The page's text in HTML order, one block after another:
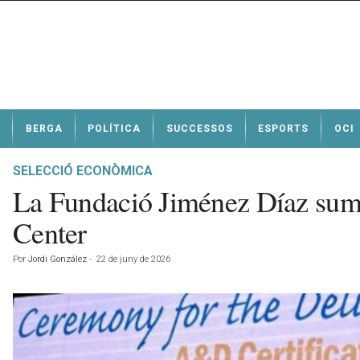
t
BERGA POLÍTICA SUCCESSOS ESPORTS OCI
SELECCIÓ ECONÒMICA
La Fundació Jiménez Díaz
Center
Por Jordi González - 22 de juny de 2026